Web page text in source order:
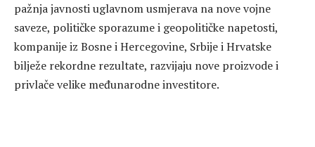
pažnja javnosti uglavnom usmjerava na nove vojne
saveze, političke sporazume i geopolitičke napetosti,
kompanije iz Bosne i Hercegovine, Srbije i Hrvatske
bilježe rekordne rezultate, razvijaju nove proizvode i
privlače velike međunarodne investitore.